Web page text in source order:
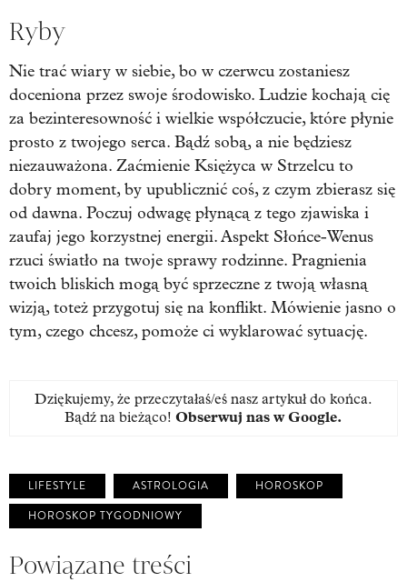
Ryby
Nie trać wiary w siebie, bo w czerwcu zostaniesz
doceniona przez swoje środowisko. Ludzie kochają cię
za bezinteresowność i wielkie współczucie, które płynie
prosto z twojego serca. Bądź sobą, a nie będziesz
niezauważona. Zaćmienie Księżyca w Strzelcu to
dobry moment, by upublicznić coś, z czym zbierasz się
od dawna. Poczuj odwagę płynącą z tego zjawiska i
zaufaj jego korzystnej energii. Aspekt Słońce-Wenus
rzuci światło na twoje sprawy rodzinne. Pragnienia
twoich bliskich mogą być sprzeczne z twoją własną
wizją, toteż przygotuj się na konflikt. Mówienie jasno o
tym, czego chcesz, pomoże ci wyklarować sytuację.
Dziękujemy, że przeczytałaś/eś nasz artykuł do końca.
Bądź na bieżąco! Obserwuj nas w Google.
LIFESTYLE ASTROLOGIA
HOROSKOP
HOROSKOP TYGODNIOWY
Powiązane treści